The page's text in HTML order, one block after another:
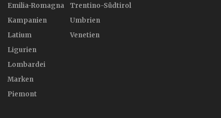
Emilia-Romagna
Kampanien
Latium
Ligurien
Lombardei
Marken
Piemont
Trentino-Südtirol
Umbrien
Venetien